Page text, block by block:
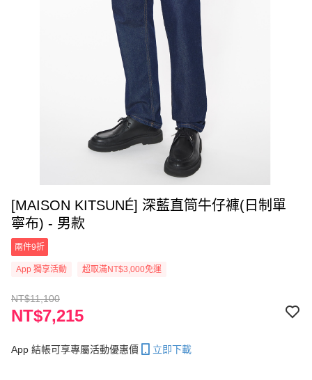
[MAISON KITSUNÉ] 深藍直筒牛仔褲(日制單
寧布) - 男款
兩件9折
App 獨享活動 超取滿NT$3,000免運
NT$11,100
NT$7,215
App 結帳可享專屬活動優惠價 立即下載